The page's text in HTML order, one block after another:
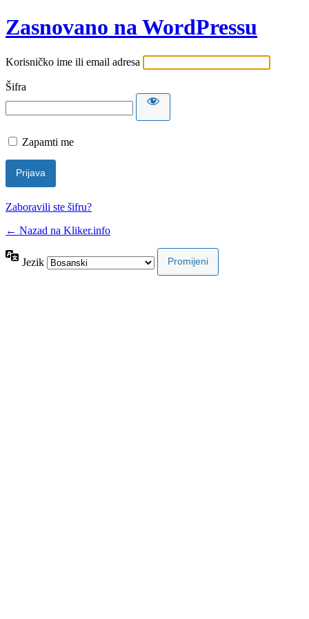
Zasnovano na WordPressu
Korisničko ime ili email adresa
Šifra
Zapamti me
Zaboravili ste šifru?
← Nazad na Kliker.info
Jezik